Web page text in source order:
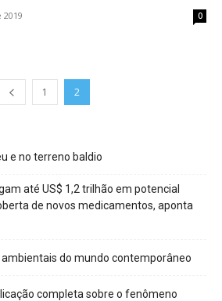
0
1 2
e no terreno baldio
até US$ 1,2 trilhão em potencial
de novos medicamentos, aponta
do mundo contemporâneo
completa sobre o fenômeno